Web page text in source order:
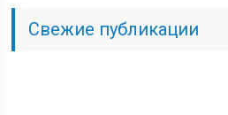
Свежие публикации